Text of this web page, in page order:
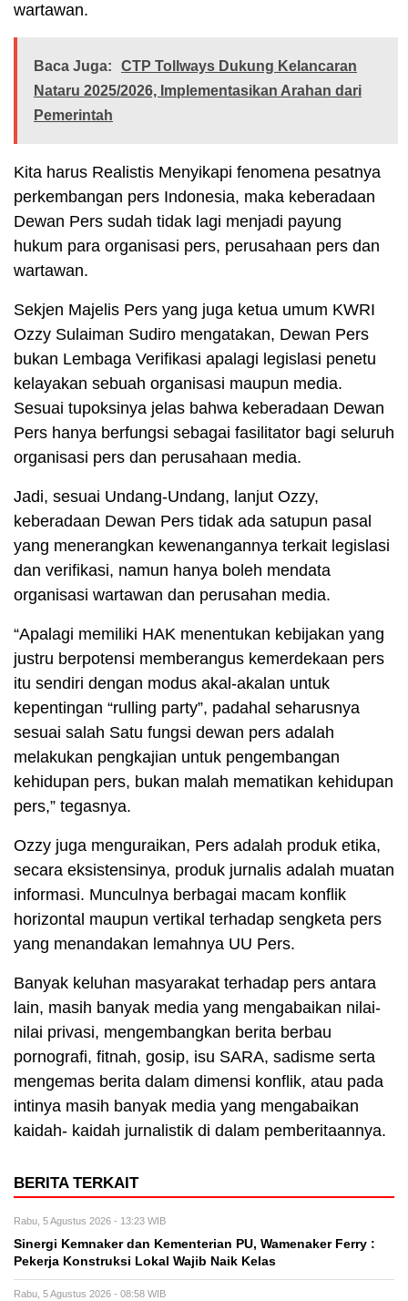
wartawan.
Baca Juga:
CTP Tollways Dukung Kelancaran
Nataru 2025/2026, Implementasikan Arahan dari
Pemerintah
Kita harus Realistis Menyikapi fenomena pesatnya
perkembangan pers Indonesia, maka keberadaan
Dewan Pers sudah tidak lagi menjadi payung
hukum para organisasi pers, perusahaan pers dan
wartawan.
Sekjen Majelis Pers yang juga ketua umum KWRI
Ozzy Sulaiman Sudiro mengatakan, Dewan Pers
bukan Lembaga Verifikasi apalagi legislasi penetu
kelayakan sebuah organisasi maupun media.
Sesuai tupoksinya jelas bahwa keberadaan Dewan
Pers hanya berfungsi sebagai fasilitator bagi seluruh
organisasi pers dan perusahaan media.
Jadi, sesuai Undang-Undang, lanjut Ozzy,
keberadaan Dewan Pers tidak ada satupun pasal
yang menerangkan kewenangannya terkait legislasi
dan verifikasi, namun hanya boleh mendata
organisasi wartawan dan perusahan media.
“Apalagi memiliki HAK menentukan kebijakan yang
justru berpotensi memberangus kemerdekaan pers
itu sendiri dengan modus akal-akalan untuk
kepentingan “rulling party”, padahal seharusnya
sesuai salah Satu fungsi dewan pers adalah
melakukan pengkajian untuk pengembangan
kehidupan pers, bukan malah mematikan kehidupan
pers,” tegasnya.
Ozzy juga menguraikan, Pers adalah produk etika,
secara eksistensinya, produk jurnalis adalah muatan
informasi. Munculnya berbagai macam konflik
horizontal maupun vertikal terhadap sengketa pers
yang menandakan lemahnya UU Pers.
Banyak keluhan masyarakat terhadap pers antara
lain, masih banyak media yang mengabaikan nilai-
nilai privasi, mengembangkan berita berbau
pornografi, fitnah, gosip, isu SARA, sadisme serta
mengemas berita dalam dimensi konflik, atau pada
intinya masih banyak media yang mengabaikan
kaidah- kaidah jurnalistik di dalam pemberitaannya.
BERITA TERKAIT
Rabu, 5 Agustus 2026 - 13:23 WIB
Sinergi Kemnaker dan Kementerian PU, Wamenaker Ferry :
Pekerja Konstruksi Lokal Wajib Naik Kelas
Rabu, 5 Agustus 2026 - 08:58 WIB